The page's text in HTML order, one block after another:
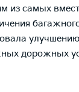
из самых
дорожных